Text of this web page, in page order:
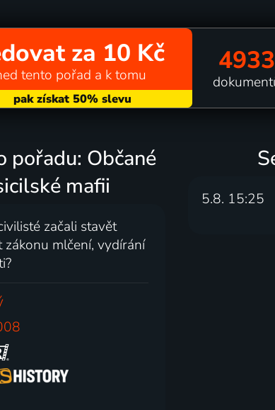
za 10 Kč
tento pořad a k tomu 4933
pořadu: Občané
mafii
začali stavět
zákonu mlčení, vydírání
5.8. 15:25